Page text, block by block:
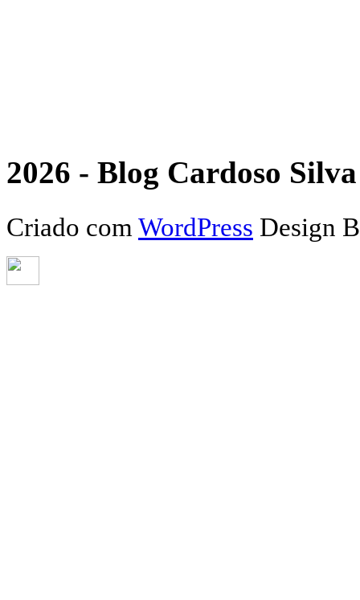
2026 - Blog Cardoso
Criado com WordPress Design